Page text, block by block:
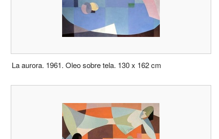
La aurora. 1961. Oleo sobre tela. 130 x 162 cm